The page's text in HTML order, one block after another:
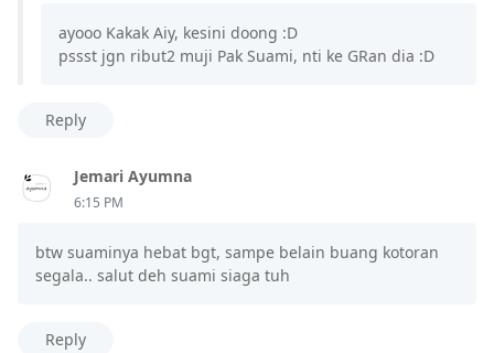
ayooo Kakak Aiy, kesini doong :D
pssst jgn ribut2 muji Pak Suami, nti ke GRan dia :D
Reply
Jemari Ayumna
6:15 PM
btw suaminya hebat bgt, sampe belain buang kotoran
segala.. salut deh suami siaga tuh
Reply